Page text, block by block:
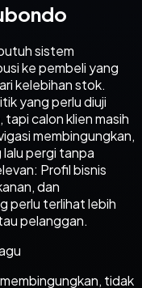
sistem
ke pembeli yang
kelebihan stok.
yang perlu diuji
calon klien masih
membingungkan,
pergi tanpa
Profil bisnis
dan
perlu terlihat lebih
pelanggan.
tidak